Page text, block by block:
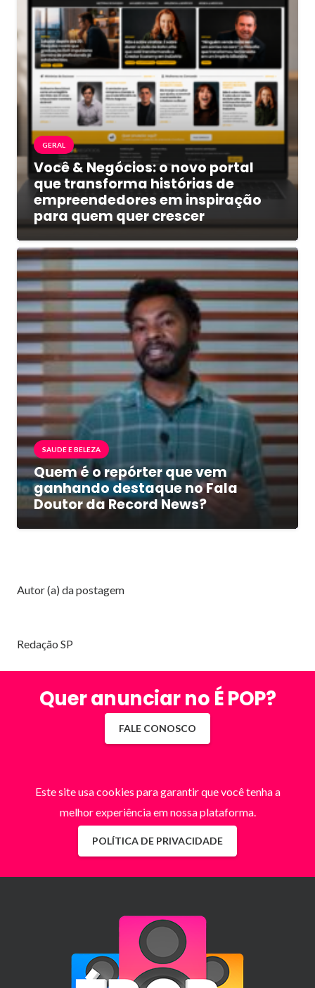
GERAL
Você & Negócios: o novo portal
que transforma histórias de
empreendedores em inspiração
para quem quer crescer
SAUDE E BELEZA
Quem é o repórter que vem
ganhando destaque no Fala
Doutor da Record News?
Autor (a) da postagem
Redação SP
Quer anunciar no É POP?
FALE CONOSCO
Este site usa cookies para garantir que você tenha a
melhor experiência em nossa plataforma.
POLÍTICA DE PRIVACIDADE